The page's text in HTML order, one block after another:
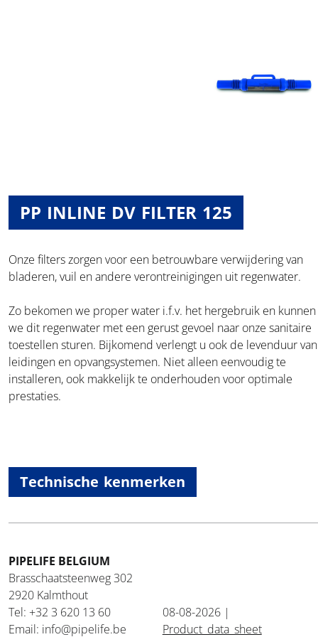
PP INLINE DV FILTER 125
Onze filters zorgen voor een betrouwbare verwijdering van
bladeren, vuil en andere verontreinigingen uit regenwater.
Zo bekomen we proper water i.f.v. het hergebruik en kunnen
we dit regenwater met een gerust gevoel naar onze sanitaire
toestellen sturen. Bijkomend verlengt u ook de levenduur van
leidingen en opvangsystemen. Niet alleen eenvoudig te
installeren, ook makkelijk te onderhouden voor optimale
prestaties.
Technische kenmerken
PIPELIFE BELGIUM
Brasschaatsteenweg 302
2920 Kalmthout
Tel: +32 3 620 13 60
Email: info@pipelife.be
08-08-2026 |
Product_data_sheet